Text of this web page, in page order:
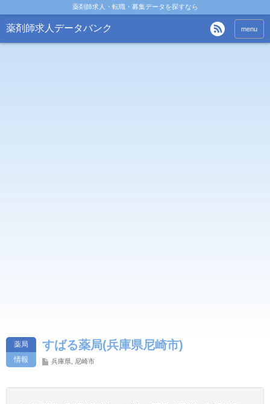
薬剤師求人・転職・募集データを探すなら
薬剤師求人データバンク menu
薬局
情報
すばる薬局(兵庫県尼崎市)
兵庫県 尼崎市